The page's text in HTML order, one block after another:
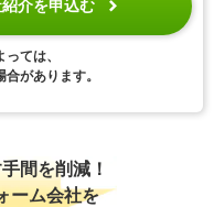
介を申込む
ては、
があります。
間を削減！
ーム会社を